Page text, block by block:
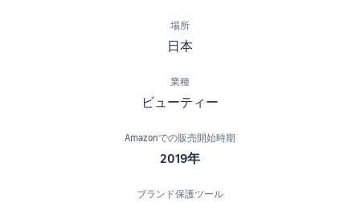
場所
日本
業種
ビューティー
Amazonでの販売開始時期
2019年
ブランド保護ツール